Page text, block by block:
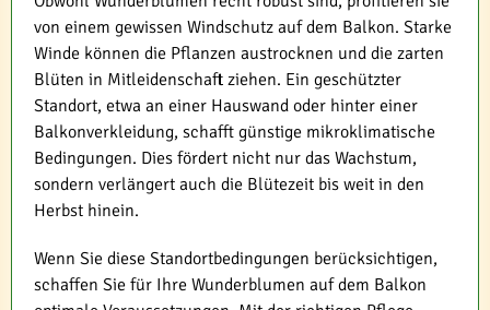
von einem gewissen Windschutz auf dem Balkon. Starke
Winde können die Pflanzen austrocknen und die zarten
Blüten in Mitleidenschaft ziehen. Ein geschützter
Standort, etwa an einer Hauswand oder hinter einer
Balkonverkleidung, schafft günstige mikroklimatische
Bedingungen. Dies fördert nicht nur das Wachstum,
sondern verlängert auch die Blütezeit bis weit in den
Herbst hinein.
Wenn Sie diese Standortbedingungen berücksichtigen,
schaffen Sie für Ihre Wunderblumen auf dem Balkon